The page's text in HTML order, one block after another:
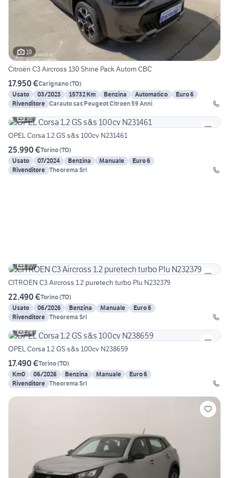
19
Citroën C3 Aircross 130 Shine Pack Autom CBC
17.950 €Carignano(TO)
Usato
03/2023 15732 Km Benzina Automatico
Euro 6
Rivenditore Carauto sas Peugeot Citroen 59 Anni
18
OPEL Corsa 1.2 GS s&s 100cv N231461
25.990 €Torino(TO)
Usato
07/2024 Benzina Manuale
Euro 6
Rivenditore Theorema Srl
30
CITROEN C3 Aircross 1.2 puretech turbo Plu N232379
22.490 €Torino(TO)
Usato
06/2026 Benzina Manuale
Euro 6
Rivenditore Theorema Srl
24
OPEL Corsa 1.2 GS s&s 100cv N238659
17.490 €Torino(TO)
Km0
06/2026 Benzina Manuale
Euro 6
Rivenditore Theorema Srl